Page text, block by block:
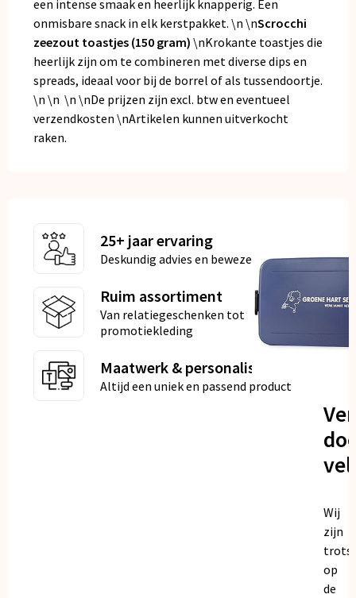
een intense smaak en heerlijk knapperig. Een
onmisbare snack in elk kerstpakket. \n \nScrocchi
zeezout toastjes (150 gram) \nKrokante toastjes die
heerlijk zijn om te combineren met diverse dips en
spreads, ideaal voor bij de borrel of als tussendoortje.
\n \n \n \nDe prijzen zijn excl. btw en eventueel
verzendkosten \nArtikelen kunnen uitverkocht
raken.
25+ jaar ervaring
Deskundig advies en bewezen kwaliteit
Ruim assortiment
Van relatiegeschenken tot
promotiekleding
Maatwerk & personalisatie
Altijd een uniek en passend product
Wij
zijn
trots
op
de